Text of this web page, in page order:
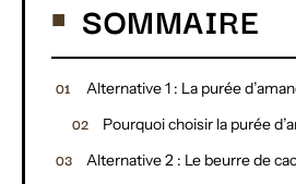
SOMMAIRE
Alternative 1 : La purée
Pourquoi choisir la purée
Alternative 2 : Le beurre de